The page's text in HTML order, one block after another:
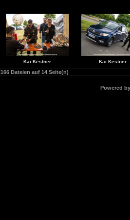
Kai Kestner Kai Kestner
166 Dateien auf 14 Seite(n)
Powered